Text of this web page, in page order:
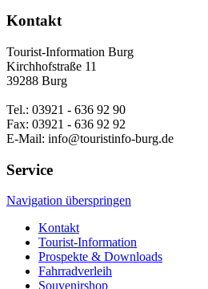
Kontakt
Tourist-Information Burg
Kirchhofstraße 11
39288 Burg
Tel.: 03921 - 636 92 90
Fax: 03921 - 636 92 92
E-Mail: info@touristinfo-burg.de
Service
Navigation überspringen
Kontakt
Tourist-Information
Prospekte & Downloads
Fahrradverleih
Souvenirshop